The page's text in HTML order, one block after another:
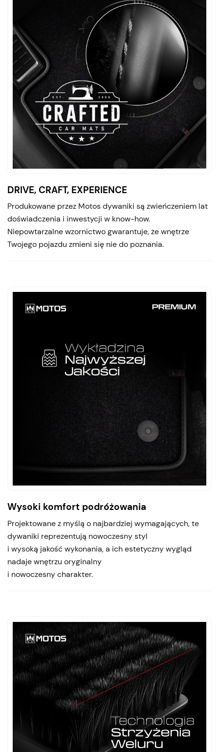
DRIVE, CRAFT, EXPERIENCE
Produkowane przez Motos dywaniki są zwieńczeniem lat
doświadczenia i inwestycji w know-how.
Niepowtarzalne wzornictwo gwarantuje, że wnętrze
Twojego pojazdu zmieni się nie do poznania.
Wysoki komfort podróżowania
Projektowane z myślą o najbardziej wymagających, te
dywaniki reprezentują nowoczesny styl
i wysoką jakość wykonania, a ich estetyczny wygląd
nadaje wnętrzu oryginalny
i nowoczesny charakter.